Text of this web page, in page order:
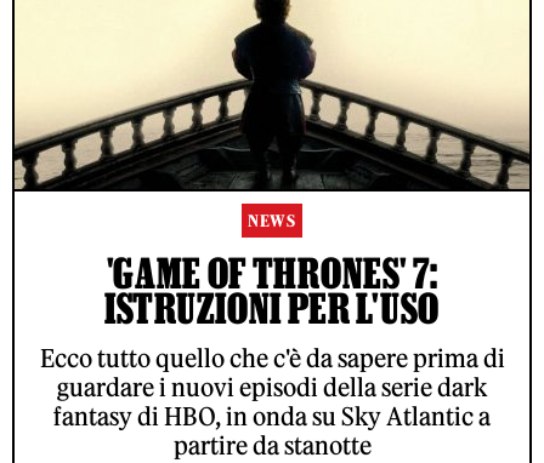
NEWS
'GAME OF THRONES' 7:
ISTRUZIONI PER L'USO
Ecco tutto quello che c'è da sapere prima di
guardare i nuovi episodi della serie dark
fantasy di HBO, in onda su Sky Atlantic a
partire da stanotte